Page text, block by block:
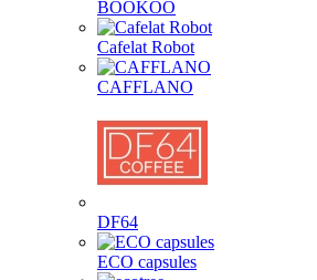
BOOKOO
Cafelat Robot
CAFFLANO
DF64
ECO capsules